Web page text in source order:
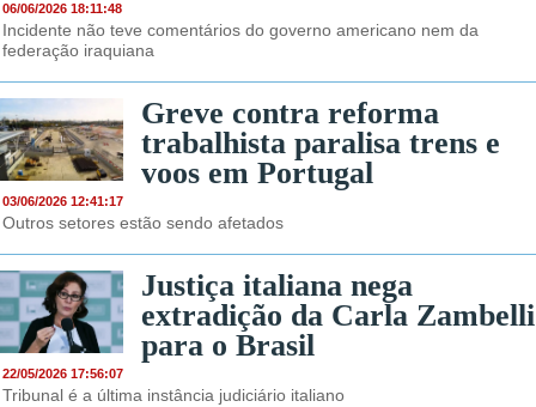
06/06/2026 18:11:48
Incidente não teve comentários do governo americano nem da
federação iraquiana
Greve contra reforma
trabalhista paralisa trens e
voos em Portugal
03/06/2026 12:41:17
Outros setores estão sendo afetados
Justiça italiana nega
extradição da Carla Zambelli
para o Brasil
22/05/2026 17:56:07
Tribunal é a última instância judiciário italiano